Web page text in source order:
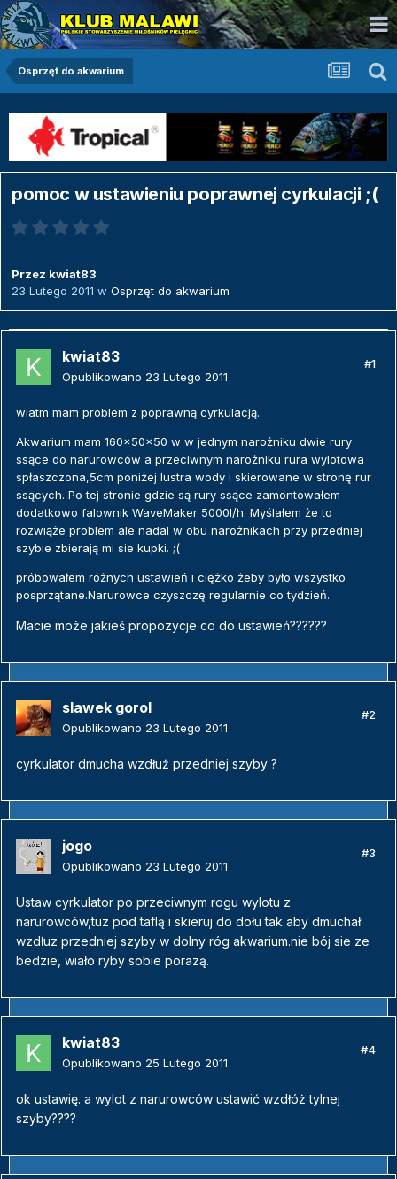
Osprzęt do akwarium
pomoc w ustawieniu poprawnej cyrkulacji ;(
Przez kwiat83
23 Lutego 2011 w Osprzęt do akwarium
kwiat83
Opublikowano 23 Lutego 2011
#1
wiatm mam problem z poprawną cyrkulacją.
Akwarium mam 160x50x50 w w jednym narożniku dwie rury
ssące do narurowców a przeciwnym narożniku rura wylotowa
spłaszczona,5cm poniżej lustra wody i skierowane w stronę rur
ssących. Po tej stronie gdzie są rury ssące zamontowałem
dodatkowo falownik WaveMaker 5000l/h. Myślałem że to
rozwiąże problem ale nadal w obu narożnikach przy przedniej
szybie zbierają mi sie kupki. ;(
próbowałem różnych ustawień i ciężko żeby było wszystko
posprzątane.Narurowce czyszczę regularnie co tydzień.
Macie może jakieś propozycje co do ustawień??????
slawek gorol
Opublikowano 23 Lutego 2011
#2
cyrkulator dmucha wzdłuż przedniej szyby ?
jogo
Opublikowano 23 Lutego 2011
#3
Ustaw cyrkulator po przeciwnym rogu wylotu z
narurowców,tuz pod taflą i skieruj do dołu tak aby dmuchał
wzdłuz przedniej szyby w dolny róg akwarium.nie bój sie ze
bedzie, wiało ryby sobie porazą.
kwiat83
Opublikowano 25 Lutego 2011
#4
ok ustawię. a wylot z narurowców ustawić wzdłóż tylnej
szyby????